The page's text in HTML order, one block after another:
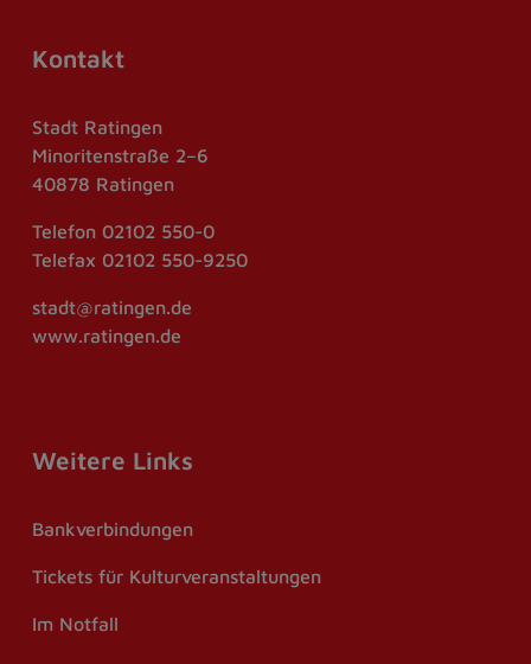
Kontakt
Stadt Ratingen
Minoritenstraße 2–6
40878 Ratingen
Telefon 02102 550-0
Telefax 02102 550-9250
stadt@ratingen.de
www.ratingen.de
Weitere Links
Bankverbindungen
Tickets für Kulturveranstaltungen
Im Notfall